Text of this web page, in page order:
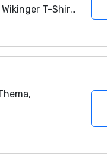
T-Shirt